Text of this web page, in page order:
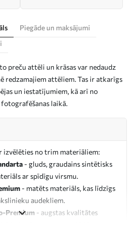
Piegāde un maksājumi
preču attēli un krāsas var nedaudz
redzamajiem attēliem. Tas ir atkarīgs
un iestatījumiem, kā arī no
laikā.
izvēlēties no trim materiāliem:
- gluds, graudains sintētisks
ar spīdīgu virsmu.
- matēts materiāls, kas līdzīgs
audekliem.
Premium - augstas kvalitātes